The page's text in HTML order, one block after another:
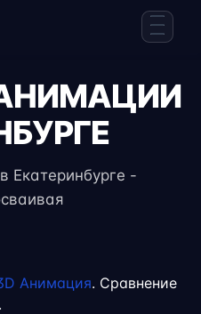
Екатеринбурге -
IT. Курсы подходят
с опытом,
Гибкий
Анимация. Сравнение